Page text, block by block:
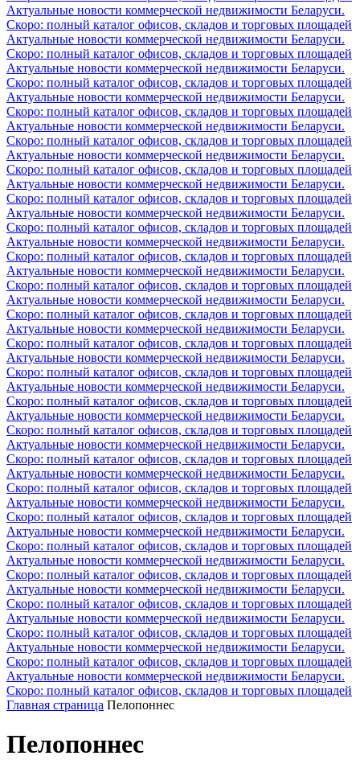
Актуальные новости коммерческой недвижимости Беларуси.
Скоро: полный каталог офисов, складов и торговых площадей
Актуальные новости коммерческой недвижимости Беларуси.
Скоро: полный каталог офисов, складов и торговых площадей
Актуальные новости коммерческой недвижимости Беларуси.
Скоро: полный каталог офисов, складов и торговых площадей
Актуальные новости коммерческой недвижимости Беларуси.
Скоро: полный каталог офисов, складов и торговых площадей
Актуальные новости коммерческой недвижимости Беларуси.
Скоро: полный каталог офисов, складов и торговых площадей
Актуальные новости коммерческой недвижимости Беларуси.
Скоро: полный каталог офисов, складов и торговых площадей
Актуальные новости коммерческой недвижимости Беларуси.
Скоро: полный каталог офисов, складов и торговых площадей
Актуальные новости коммерческой недвижимости Беларуси.
Скоро: полный каталог офисов, складов и торговых площадей
Актуальные новости коммерческой недвижимости Беларуси.
Скоро: полный каталог офисов, складов и торговых площадей
Актуальные новости коммерческой недвижимости Беларуси.
Скоро: полный каталог офисов, складов и торговых площадей
Актуальные новости коммерческой недвижимости Беларуси.
Скоро: полный каталог офисов, складов и торговых площадей
Актуальные новости коммерческой недвижимости Беларуси.
Скоро: полный каталог офисов, складов и торговых площадей
Актуальные новости коммерческой недвижимости Беларуси.
Скоро: полный каталог офисов, складов и торговых площадей
Актуальные новости коммерческой недвижимости Беларуси.
Скоро: полный каталог офисов, складов и торговых площадей
Актуальные новости коммерческой недвижимости Беларуси.
Скоро: полный каталог офисов, складов и торговых площадей
Актуальные новости коммерческой недвижимости Беларуси.
Скоро: полный каталог офисов, складов и торговых площадей
Актуальные новости коммерческой недвижимости Беларуси.
Скоро: полный каталог офисов, складов и торговых площадей
Актуальные новости коммерческой недвижимости Беларуси.
Скоро: полный каталог офисов, складов и торговых площадей
Актуальные новости коммерческой недвижимости Беларуси.
Скоро: полный каталог офисов, складов и торговых площадей
Актуальные новости коммерческой недвижимости Беларуси.
Скоро: полный каталог офисов, складов и торговых площадей
Актуальные новости коммерческой недвижимости Беларуси.
Скоро: полный каталог офисов, складов и торговых площадей
Актуальные новости коммерческой недвижимости Беларуси.
Скоро: полный каталог офисов, складов и торговых площадей
Актуальные новости коммерческой недвижимости Беларуси.
Скоро: полный каталог офисов, складов и торговых площадей
Актуальные новости коммерческой недвижимости Беларуси.
Скоро: полный каталог офисов, складов и торговых площадей
Главная страница Пелопоннес
Пелопоннес